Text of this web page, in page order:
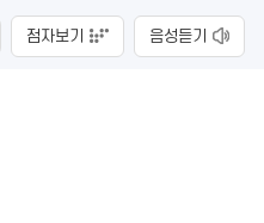
점자보기 음성듣기